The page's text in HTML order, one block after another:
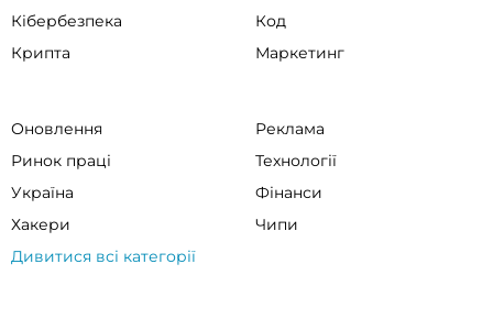
Кібербезпека
Код
Крипта
Маркетинг
Оновлення
Реклама
Ринок праці
Технології
Україна
Фінанси
Хакери
Чипи
Дивитися всі категорії